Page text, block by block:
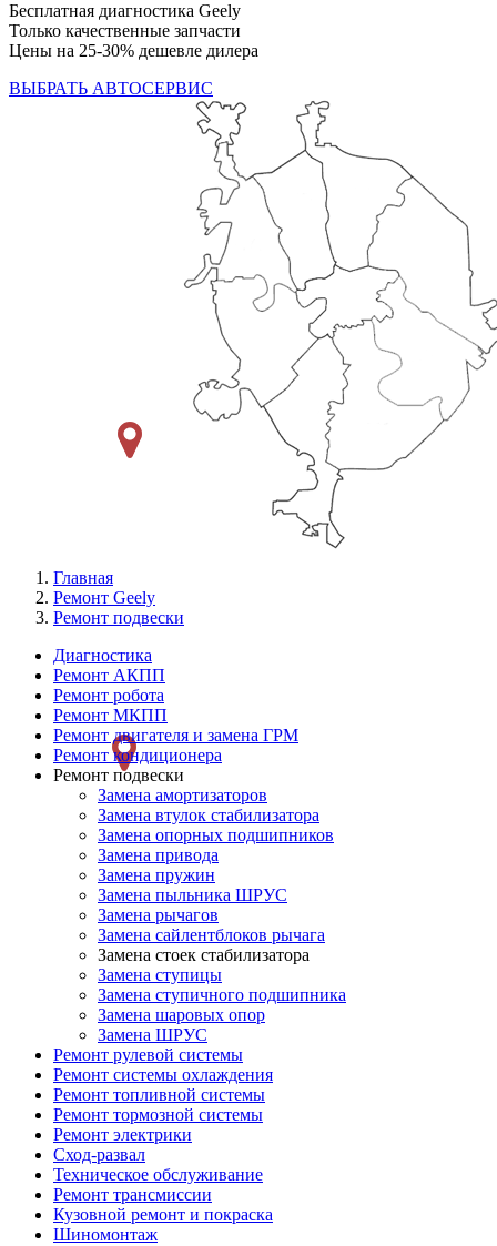
Бесплатная диагностика Geely
Только качественные запчасти
Цены на 25-30% дешевле дилера
ВЫБРАТЬ АВТОСЕРВИС
Главная
Ремонт Geely
Ремонт подвески
Меню
Ремонт
слева
Диагностика
Ремонт АКПП
Ремонт робота
Ремонт МКПП
Ремонт двигателя и замена ГРМ
Ремонт кондиционера
Ремонт подвески
Замена амортизаторов
Замена втулок стабилизатора
Замена опорных подшипников
Замена привода
Замена пружин
Замена пыльника ШРУС
Замена рычагов
Замена сайлентблоков рычага
Замена стоек стабилизатора
Замена ступицы
Замена ступичного подшипника
Замена шаровых опор
Замена ШРУС
Ремонт рулевой системы
Ремонт системы охлаждения
Ремонт топливной системы
Ремонт тормозной системы
Ремонт электрики
Сход-развал
Техническое обслуживание
Ремонт трансмиссии
Кузовной ремонт и покраска
Шиномонтаж